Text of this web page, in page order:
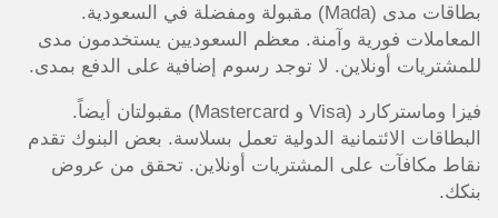
بطاقات مدى (Mada) مقبولة ومفضلة في السعودية.
المعاملات فورية وآمنة. معظم السعوديين يستخدمون مدى
للمشتريات أونلاين. لا توجد رسوم إضافية على الدفع بمدى.
فيزا وماستركارد (Visa و Mastercard) مقبولتان أيضاً.
البطاقات الائتمانية الدولية تعمل بسلاسة. بعض البنوك تقدم
نقاط مكافآت على المشتريات أونلاين. تحقق من عروض
بنكك.